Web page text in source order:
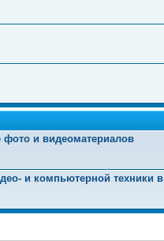
фото и видеоматериалов
и компьютерной техники в